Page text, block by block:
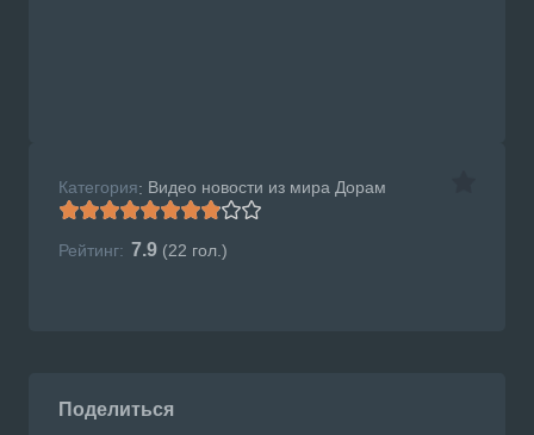
Категория: Видео новости из мира Дорам
Рейтинг: 7.9 (22 гол.)
Поделиться